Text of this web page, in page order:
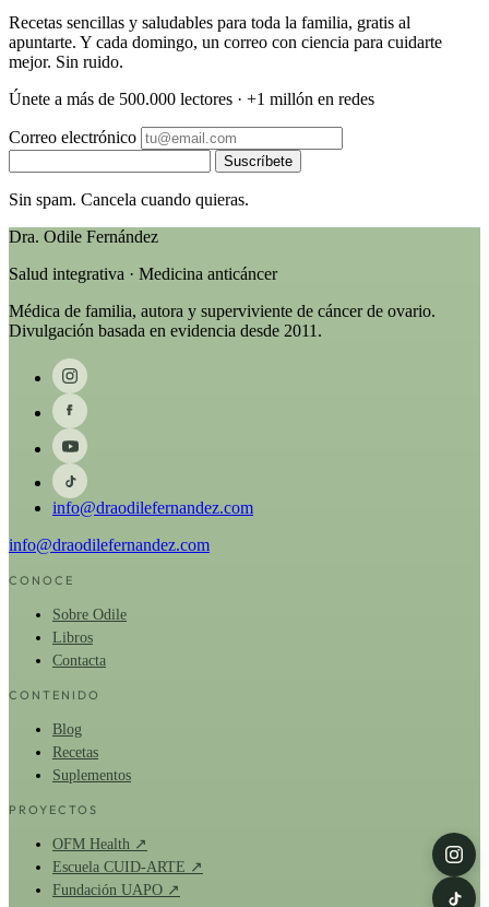
Recetas sencillas y saludables para toda la familia, gratis al
apuntarte. Y cada domingo, un correo con ciencia para cuidarte
mejor. Sin ruido.
Únete a más de 500.000 lectores · +1 millón en redes
Correo electrónico
Suscríbete
Sin spam. Cancela cuando quieras.
Dra. Odile Fernández
Salud integrativa · Medicina anticáncer
Médica de familia, autora y superviviente de cáncer de ovario.
Divulgación basada en evidencia desde 2011.
info@draodilefernandez.com
info@draodilefernandez.com
CONOCE
Sobre Odile
Libros
Contacta
CONTENIDO
Blog
Recetas
Suplementos
PROYECTOS
OFM Health ↗
Escuela CUID-ARTE ↗
Fundación UAPO ↗